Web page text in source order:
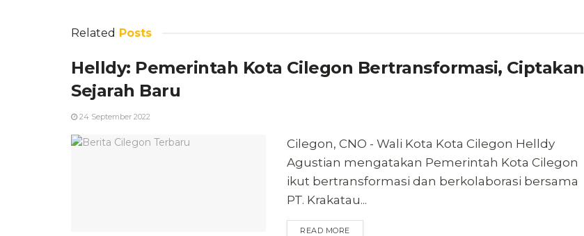
Related Posts
Helldy: Pemerintah Kota Cilegon Bertransformasi, Ciptakan
Sejarah Baru
24 September 2022
Cilegon, CNO - Wali Kota Kota Cilegon Helldy
Agustian mengatakan Pemerintah Kota Cilegon
ikut bertransformasi dan berkolaborasi bersama
PT. Krakatau...
READ MORE